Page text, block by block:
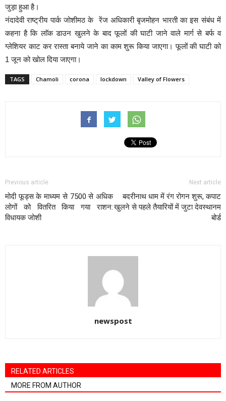
जुड़ा हुआ है।
नंदादेवी राष्ट्रीय पार्क जोशीमठ के रेंज अधिकारी बृजमोहन भारती का इस संबंध में
कहना है कि लाॅक डाउन खुलने के बाद फूलों की घाटी जाने वाले मार्ग से बर्फ व
ग्लेशियर काट कर रास्ता बनाये जाने का काम शुरू किया जाएगा। फूलों की घाटी को
1 जून को खोल दिया जाएगा।
TAGS Chamoli corona lockdown Valley of Flowers
Previous article
मोदी फूड्स के माध्यम से 7500 से अधिक
लोगों को वितरित किया गया राशन:
विधायक जोशी
Next article
बदरीनाथ धाम में रंग रोगन शुरू, कपाट
खुलने से पहले तैयारियों में जुटा देवस्थानम
बोर्ड
newspost
RELATED ARTICLES
MORE FROM AUTHOR